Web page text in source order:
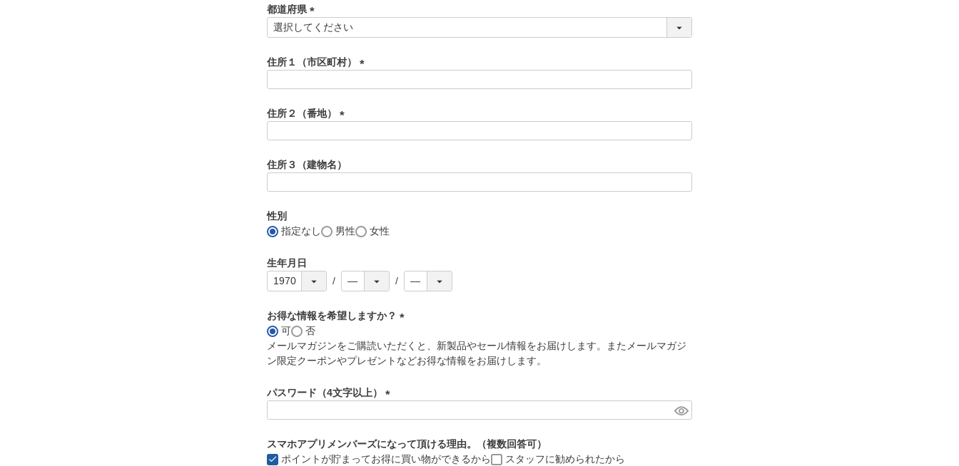
須
)
都道府県
(
須
)
住所１（市区町村）
)
住所２（番地）
須
)
住所３（建物名）
性別
指定なし
男性 女性
生年月日
お得な情報を希望しますか？
必
須
可
否
メールマガジンをご購読いただくと、新製品やセール情報をお届けします。またメールマガジ
ン限定クーポンやプレゼントなどお得な情報をお届けします。
パスワード（4文字以上）
須
)
スマホアプリメンバーズになって頂ける理由。（複数回答可）
ポイントが貯まってお得に買い物ができるから
スタッフに勧められたから